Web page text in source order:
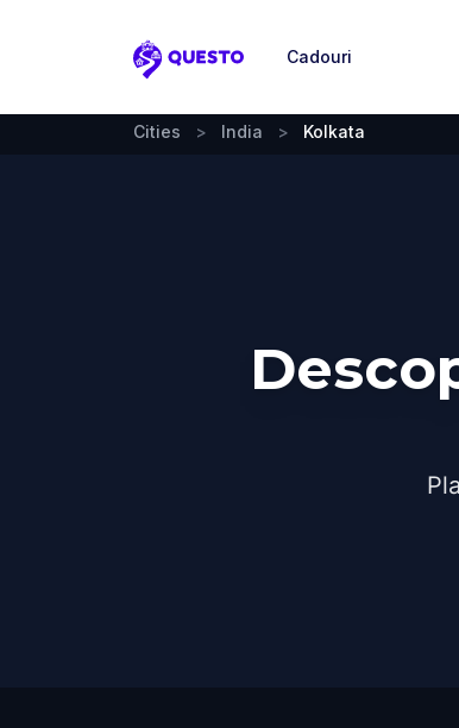
Questo
Cadouri
Cities > India > Kolkata